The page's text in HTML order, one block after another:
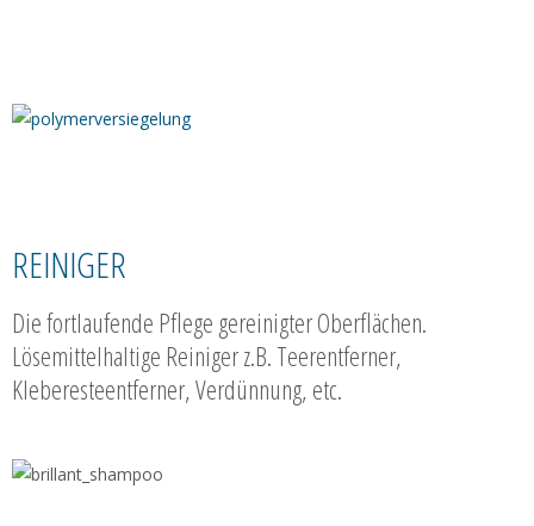
REINIGER
Die fortlaufende Pflege gereinigter Oberflächen.
Lösemittelhaltige Reiniger z.B. Teerentferner,
Kleberesteentferner, Verdünnung, etc.